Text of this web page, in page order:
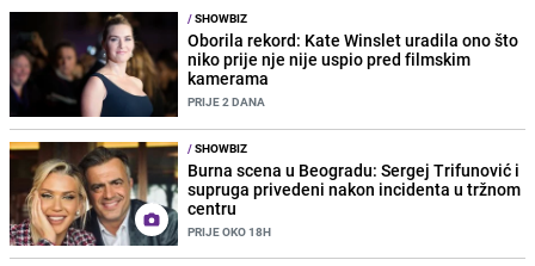
/SHOWBIZ
Oborila rekord: Kate Winslet uradila ono što
niko prije nje nije uspio pred filmskim
kamerama
PRIJE 2 DANA
/SHOWBIZ
Burna scena u Beogradu: Sergej Trifunović i
supruga privedeni nakon incidenta u tržnom
centru
PRIJE OKO 18H